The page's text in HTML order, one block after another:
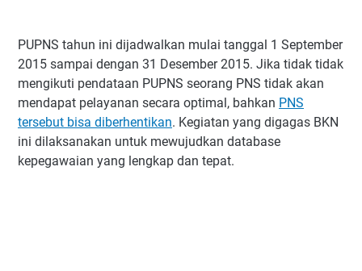
PUPNS tahun ini dijadwalkan mulai tanggal 1 September
2015 sampai dengan 31 Desember 2015. Jika tidak tidak
mengikuti pendataan PUPNS seorang PNS tidak akan
mendapat pelayanan secara optimal, bahkan PNS
tersebut bisa diberhentikan. Kegiatan yang digagas BKN
ini dilaksanakan untuk mewujudkan database
kepegawaian yang lengkap dan tepat.